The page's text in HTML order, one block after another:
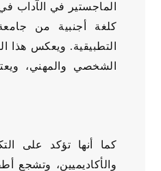
الماجستير في الآداب
كلغة أجنبية من
التطبيقية. ويعكس هذا
الشخصي والمهني،
كما أنها تؤكد على
والأكاديميين، وتشجع